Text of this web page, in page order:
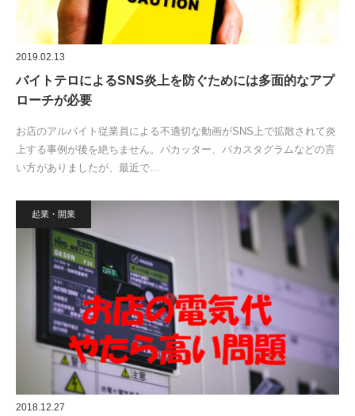
2019.02.13
バイトテロによるSNS炎上を防ぐためには多面的なアプ
ローチが必要
お店のアルバイト従業員による不適切な動画がSNS上で拡散されて炎
上する事例が後を絶ちません。バカッター、バカスタグラムなどの言
い方がありましたが、最近で…
起業・開業
2018.12.27